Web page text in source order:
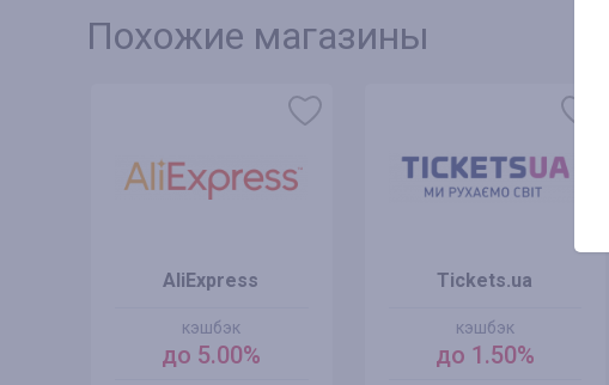
Похожие магазины
AliExpress
кэшбэк
до 5.00%
Tickets.ua
кэшбэк
до 1.50%